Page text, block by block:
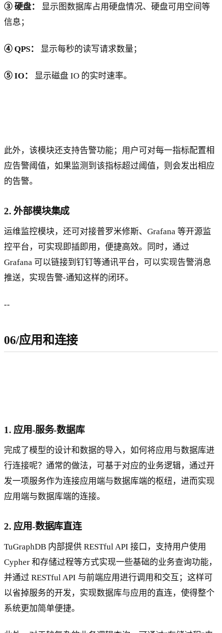
③ 硬盘：
显示图数据库占用硬盘情况、硬盘可用空间等
信息；
④ QPS： 显示每秒的读写请求数量；
⑤ IO： 显示磁盘 IO 的实时速率。
此外，该模块还支持告警功能；用户可对每一指标配置相
应告警阈值，如果监测到该指标超过阈值，则会发出相应
的告警。
2. 外部模块集成
运维监控模块，还可对接普罗米修斯、Grafana 等开源监
控平台，可实现即插即用，便捷高效。同时，通过
Grafana 可以链接到钉钉等通讯平台，可以实现告警消息
推送，实现告警-通知这样的闭环。
--
06/应用和连接
1. 应用-服务-数据库
完成了模型的设计和数据的导入，如何将应用与数据库进
行连接呢？通常的做法，可基于对应的业务逻辑，通过开
发一项服务作为连接应用端与数据库端的枢纽，进而实现
应用端与数据库端的连接。
2. 应用-数据库直连
TuGraphDB 内部提供 RESTful API 接口，支持用户使用
Cypher 和存储过程等方式实现一些基础的业务查询功能，
并通过 RESTful API 与前端应用进行调用和交互；这样可
以省掉服务的开发，实现数据库与应用的直连，使得整个
系统更加简单便捷。